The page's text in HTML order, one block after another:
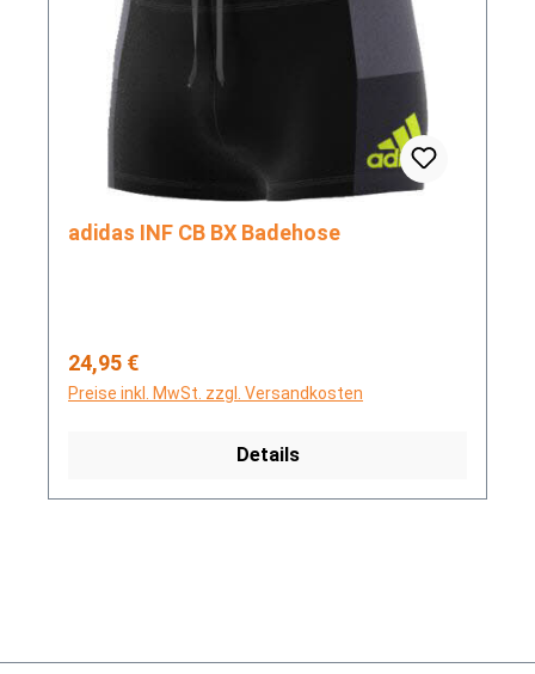
adidas INF CB BX Badehose
Regulärer Preis:
24,95 €
Preise inkl. MwSt. zzgl. Versandkosten
Details